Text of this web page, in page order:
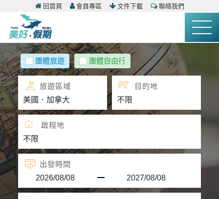
回首頁 會員專區 文件下載 聯絡我們
團體旅遊 團體自由行
旅遊區域 目的地
啟程地
出發時間